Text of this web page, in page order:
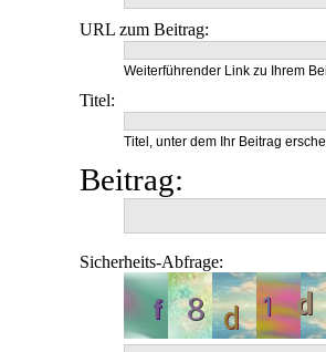
URL zum Beitrag:
Weiterführender Link zu Ihrem
Titel:
Titel, unter dem Ihr Beitrag
Beitrag:
Sicherheits-Abfrage: